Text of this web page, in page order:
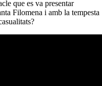
que es va presentar
Filomena i amb la tempesta